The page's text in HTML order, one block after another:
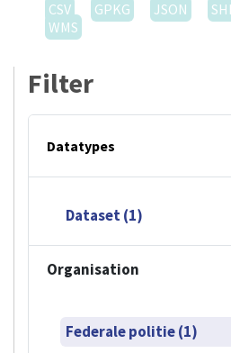
CSV
GPKG JSON
WMS
Filter
Datatypes
Dataset (1)
Organisation
Federale politie (1)